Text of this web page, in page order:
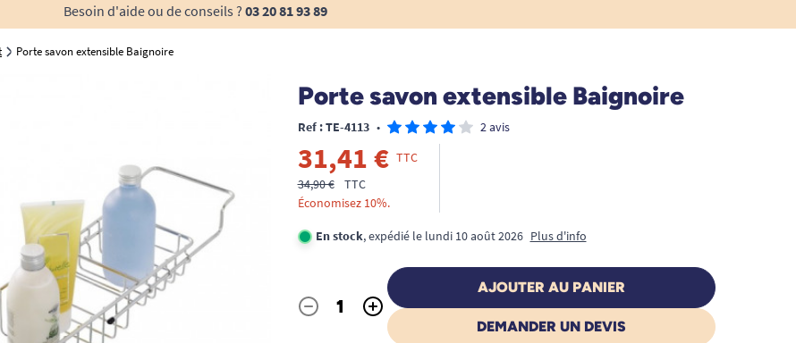
Besoin d'aide ou de conseils ? 03 20 81 93 89
Porte savon extensible Baignoire
Porte savon extensible Baignoire
Ref : TE-4113 • 2 avis
31,41 € TTC
34,90 €
TTC
Économisez 10%.
En stock, expédié le lundi 10 août 2026 Plus d'info
Quantité
- +
AJOUTER AU PANIER
DEMANDER UN DEVIS